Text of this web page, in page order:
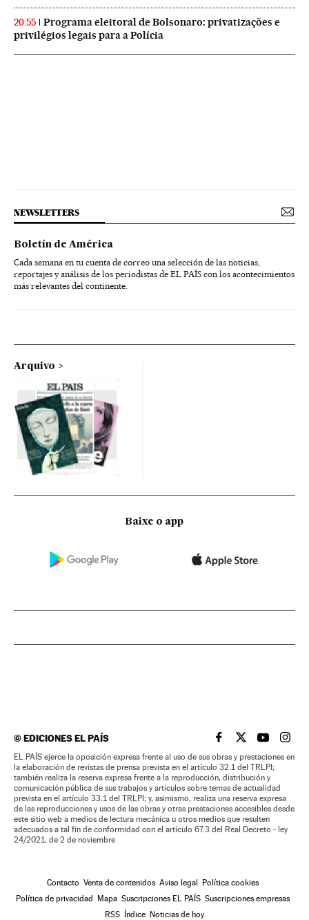
20:55
Programa eleitoral de Bolsonaro: privatizações e
privilégios legais para a Polícia
NEWSLETTERS
Boletín de América
Cada semana en tu cuenta de correo una selección de las noticias,
reportajes y análisis de los periodistas de EL PAÍS con los acontecimientos
más relevantes del continente.
Arquivo
Baixe o app
©EDICIONES EL PAÍS EL PAÍS BRASIL EN
EL PAÍSEL PAÍS
EL
EL PAÍS ejerce la oposición expresa frente al uso de sus obras y prestaciones en
la elaboración de revistas de prensa prevista en el artículo 32.1 del TRLPI;
también realiza la reserva expresa frente a la reproducción, distribución y
comunicación pública de sus trabajos y artículos sobre temas de actualidad
prevista en el artículo 33.1 del TRLPI; y, asimismo, realiza una reserva expresa
de las reproducciones y usos de las obras y otras prestaciones accesibles desde
este sitio web a medios de lectura mecánica u otros medios que resulten
adecuados a tal fin de conformidad con el artículo 67.3 del Real Decreto - ley
24/2021, de 2 de noviembre
Contacto Venta de contenidos Aviso legal
Política cookies
Política de privacidad
Mapa Suscripciones EL PAÍS Suscripciones empresas
RSS
Índice Noticias de hoy